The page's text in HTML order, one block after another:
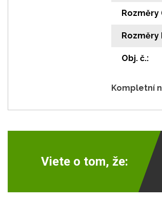
Rozměry
Rozměry
Obj. č.:
Kompletní
Viete o tom, že: